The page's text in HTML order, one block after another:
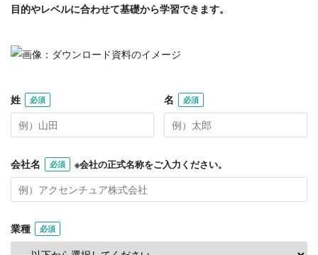
目的やレベルに合わせて基礎から学習できます。
姓 必須 名 必須
会社名 必須 ※会社の正式名称をご入力ください。
業種 必須